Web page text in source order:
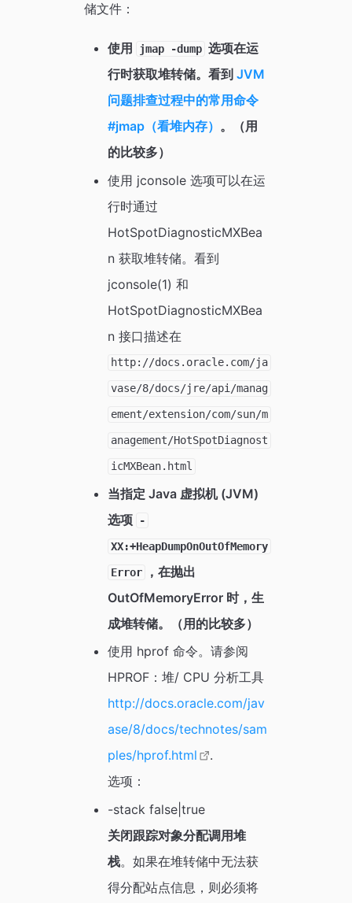
储文件：
使用 jmap -dump 选项在运
行时获取堆转储。看到 JVM
问题排查过程中的常用命令
#jmap（看堆内存） 。（用
的比较多）
使用 jconsole 选项可以在运
行时通过
HotSpotDiagnosticMXBea
n 获取堆转储。看到
jconsole(1) 和
HotSpotDiagnosticMXBea
n 接口描述在
http://docs.oracle.com/ja
vase/8/docs/jre/api/manag
ement/extension/com/sun/m
anagement/HotSpotDiagnost
icMXBean.html
当指定 Java 虚拟机 (JVM)
选项
-
XX:+HeapDumpOnOutOfMemory
Error
，在抛出
OutOfMemoryError 时，生
成堆转储。（用的比较多）
使用 hprof 命令。请参阅
HPROF：堆/ CPU 分析工具
http://docs.oracle.com/jav
ase/8/docs/technotes/sam
ples/hprof.html
.
选项：
-stack false|true
关闭跟踪对象分配调用堆
栈。如果在堆转储中无法获
得分配站点信息，则必须将